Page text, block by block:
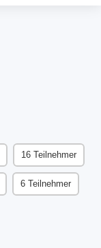
16 Teilnehmer
6 Teilnehmer